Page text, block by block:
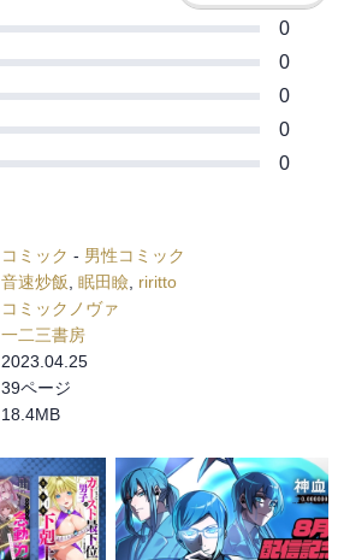
0
0
0
0
0
コミック - 男性コミック
音速炒飯 眠田瞼 riritto
コミックノヴァ
一二三書房
2023.04.25
39ページ
18.4MB